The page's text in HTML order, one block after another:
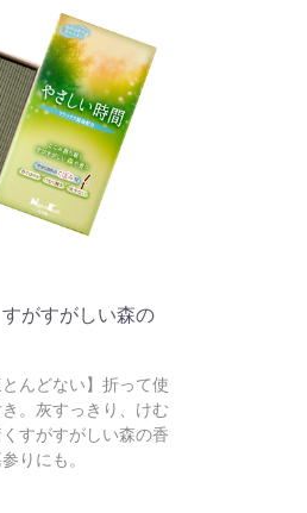
がすがしい森の
とんどない】折って使
。灰すっきり、けむ
すがすがしい森の香
りにも。